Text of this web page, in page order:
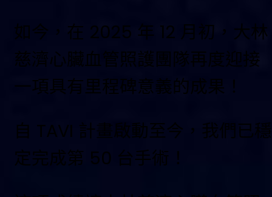
如今，在 2025 年 12 月初，大林
慈濟心臟血管照護團隊再度迎接
一項具有里程碑意義的成果！
自 TAVI 計畫啟動至今，我們已穩
定完成第 50 台手術！